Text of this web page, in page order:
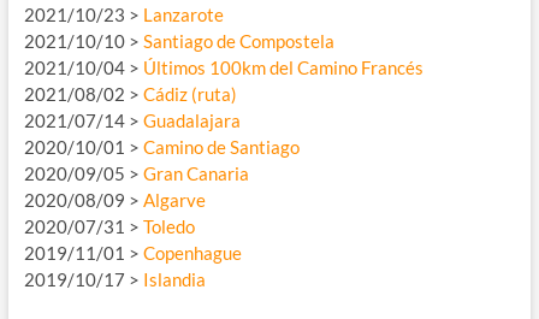
2021/10/23 > Lanzarote
2021/10/10 > Santiago de Compostela
2021/10/04 > Últimos 100km del Camino Francés
2021/08/02 > Cádiz (ruta)
2021/07/14 > Guadalajara
2020/10/01 > Camino de Santiago
2020/09/05 > Gran Canaria
2020/08/09 > Algarve
2020/07/31 > Toledo
2019/11/01 > Copenhague
2019/10/17 > Islandia